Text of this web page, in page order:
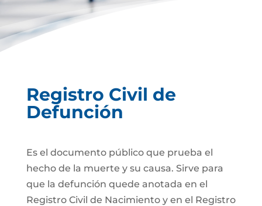
Registro Civil de
Defunción
Es el documento público que prueba el
hecho de la muerte y su causa. Sirve para
que la defunción quede anotada en el
Registro Civil de Nacimiento y en el Registro